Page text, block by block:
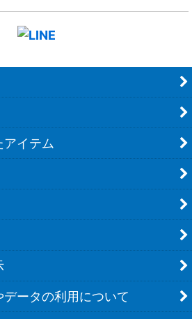
イテム
ータの利用について